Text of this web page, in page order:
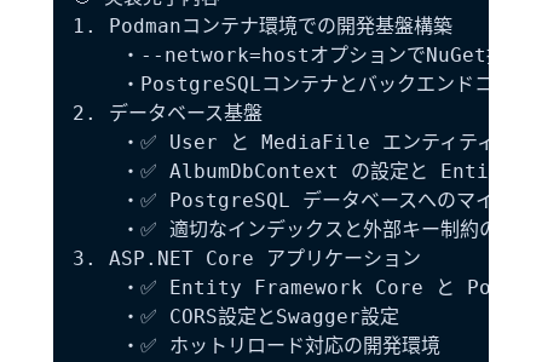
1. Podmanコンテナ環境での開発基盤構築
・--network=hostオプションでNuGet接続エ
・PostgreSQLコンテナとバックエンドコンテ
2. データベース基盤
・✅ User と MediaFile エンティティの定
・✅ AlbumDbContext の設定と Entity
・✅ PostgreSQL データベースへのマイグレ
    ・✅ 適切なインデックスと外部キー制約の設定
3. ASP.NET Core アプリケーション
・✅ Entity Framework Core と
    ・✅ CORS設定とSwagger設定
    ・✅ ホットリロード対応の開発環境